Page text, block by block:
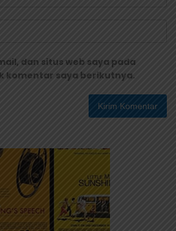
dan situs web saya pada
komentar saya berikutnya.